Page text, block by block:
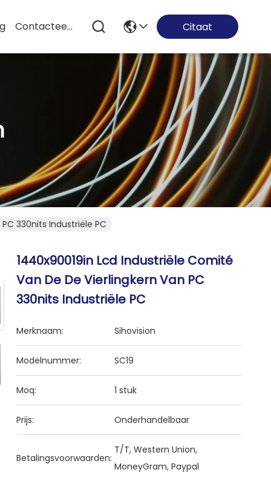
Contacteer Ons Citaat
330nits Industriële PC
1440x90019in Lcd Industriële Comité
Van De De Vierlingkern Van PC
330nits Industriële PC
Merknaam: Sihovision
Modelnummer: SC19
Moq: 1 stuk
Prijs: Onderhandelbaar
Betalingsvoorwaarden:
T/T, Western Union,
MoneyGram, Paypal